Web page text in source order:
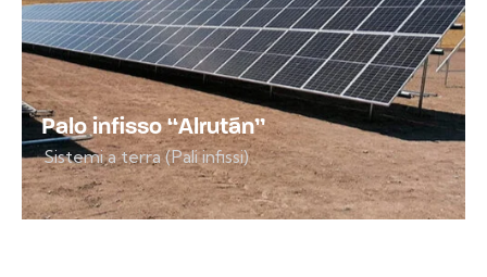
Palo infisso “Alrután”
Sistemi a terra (Pali infissi)